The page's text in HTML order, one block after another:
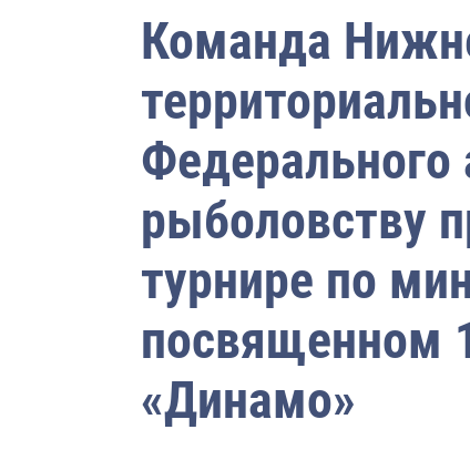
Сахалино-Курильское
Северо-Восточное
Команда
Федерального
рыболовству
турнире по
посвященном
«Динамо»